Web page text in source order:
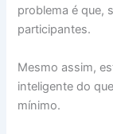
problema é que,
participantes.
Mesmo assim,
inteligente do
mínimo.